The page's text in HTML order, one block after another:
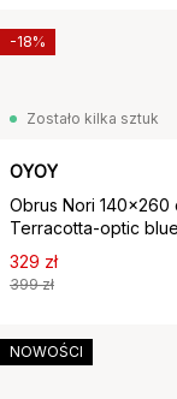
Zostało kilka sztuk
OYOY
Obrus Nori 140x260
Terracotta-optic blue
329 zł
399 zł
-18%
NOWOŚCI